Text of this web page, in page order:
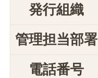
発行組織
管理担当部署
電話番号